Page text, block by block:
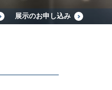
展示のお申し込み